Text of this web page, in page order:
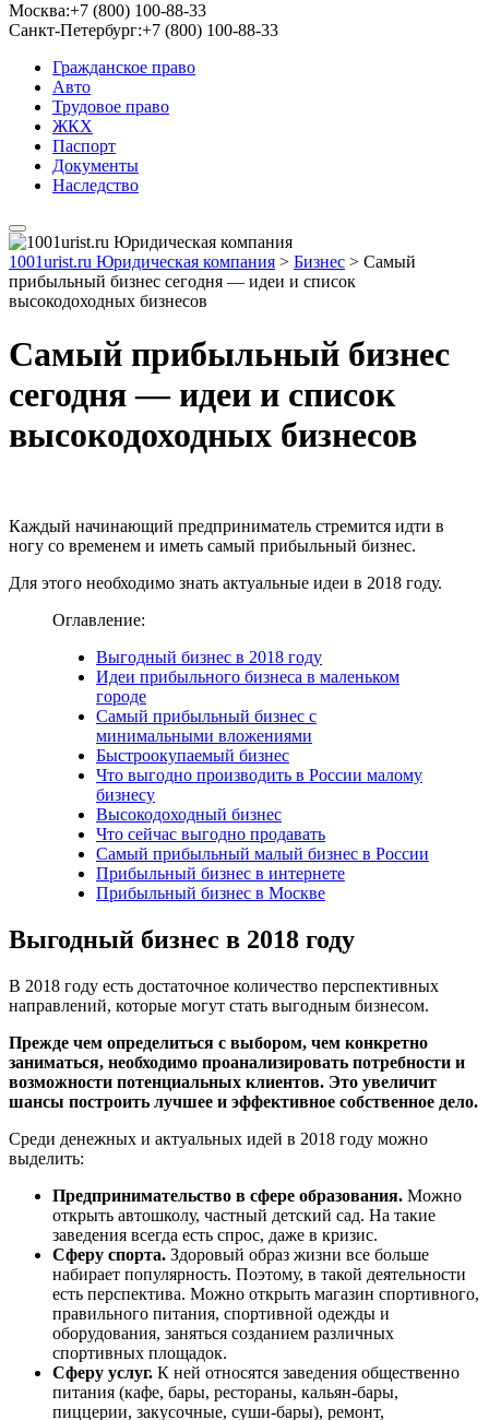
Москва:+7 (800) 100-88-33
Санкт-Петербург:+7 (800) 100-88-33
Гражданское право
Авто
Трудовое право
ЖКХ
Паспорт
Документы
Наследство
1001urist.ru Юридическая компания > Бизнес > Самый
прибыльный бизнес сегодня — идеи и список
высокодоходных бизнесов
Самый прибыльный бизнес
сегодня — идеи и список
высокодоходных бизнесов
Каждый начинающий предприниматель стремится идти в
ногу со временем и иметь самый прибыльный бизнес.
Для этого необходимо знать актуальные идеи в 2018 году.
Оглавление:
Выгодный бизнес в 2018 году
Идеи прибыльного бизнеса в маленьком
городе
Самый прибыльный бизнес с
минимальными вложениями
Быстроокупаемый бизнес
Что выгодно производить в России малому
бизнесу
Высокодоходный бизнес
Что сейчас выгодно продавать
Самый прибыльный малый бизнес в России
Прибыльный бизнес в интернете
Прибыльный бизнес в Москве
Выгодный бизнес в 2018 году
В 2018 году есть достаточное количество перспективных
направлений, которые могут стать выгодным бизнесом.
Прежде чем определиться с выбором, чем конкретно
заниматься, необходимо проанализировать потребности и
возможности потенциальных клиентов. Это увеличит
шансы построить лучшее и эффективное собственное дело.
Среди денежных и актуальных идей в 2018 году можно
выделить:
Предпринимательство в сфере образования. Можно
открыть автошколу, частный детский сад. На такие
заведения всегда есть спрос, даже в кризис.
Сферу спорта. Здоровый образ жизни все больше
набирает популярность. Поэтому, в такой деятельности
есть перспектива. Можно открыть магазин спортивного,
правильного питания, спортивной одежды и
оборудования, заняться созданием различных
спортивных площадок.
Сферу услуг. К ней относятся заведения общественно
питания (кафе, бары, рестораны, кальян-бары,
пиццерии, закусочные, суши-бары), ремонт,